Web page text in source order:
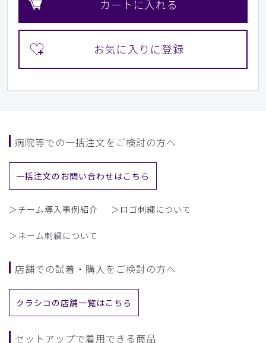
カートに入れる
病院等での一括注文をご検討の方へ
一括注文のお問い合わせはこちら
＞チーム導入事例紹介 ＞ロゴ刺繍について
＞ネーム刺繍について
店舗での試着・購入をご検討の方へ
クラシコの店舗一覧はこちら
セットアップで着用できる商品